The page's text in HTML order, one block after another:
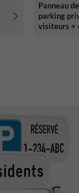
Panneau
parking
visiteurs +